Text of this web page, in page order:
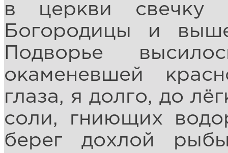
в церкви свечку
Богородицы и
Подворье
окаменевшей
глаза, я долго, до
соли, гниющих
берег дохлой